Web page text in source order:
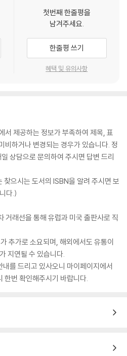
첫번째 한줄평을
남겨주세요.
한줄평 쓰기
혜택 및 유의사항
서 제공하는 정보가 부족하여 제목, 표
비하거나 변경되는 경우가 있습니다. 정
상담으로 문의하여 주시면 답변 드리
찾으시는 도서의 ISBN을 알려 주시면 보
다.)
거래선을 통해 유럽과 미국 출판사로 직
추가로 소요되며, 해외에서도 유통이
지연될 수 있습니다.
를 드리고 있사오니 마이페이지에서
한번 확인해주시기 바랍니다.